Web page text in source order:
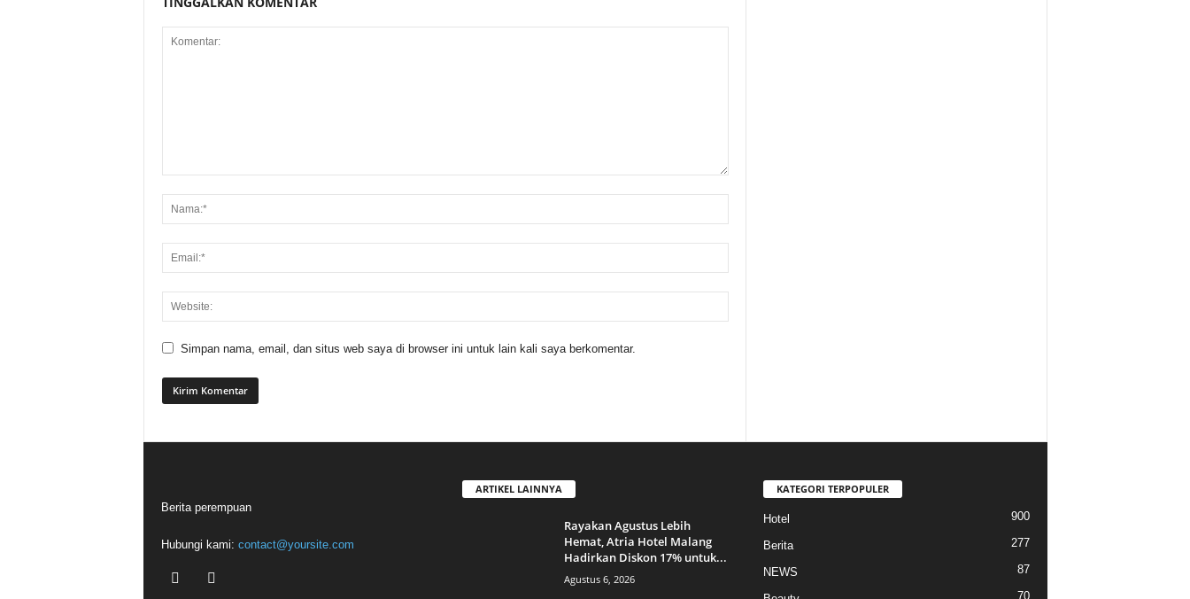
Simpan nama, email, dan situs web saya di browser ini untuk lain kali saya berkomentar.
Berita perempuan
Hubungi kami: contact@yoursite.com
ARTIKEL LAINNYA
Rayakan Agustus Lebih
Hemat, Atria Hotel Malang
Hadirkan Diskon 17% untuk...
Agustus 6, 2026
KATEGORI TERPOPULER
Hotel 900
Berita 277
NEWS 87
70